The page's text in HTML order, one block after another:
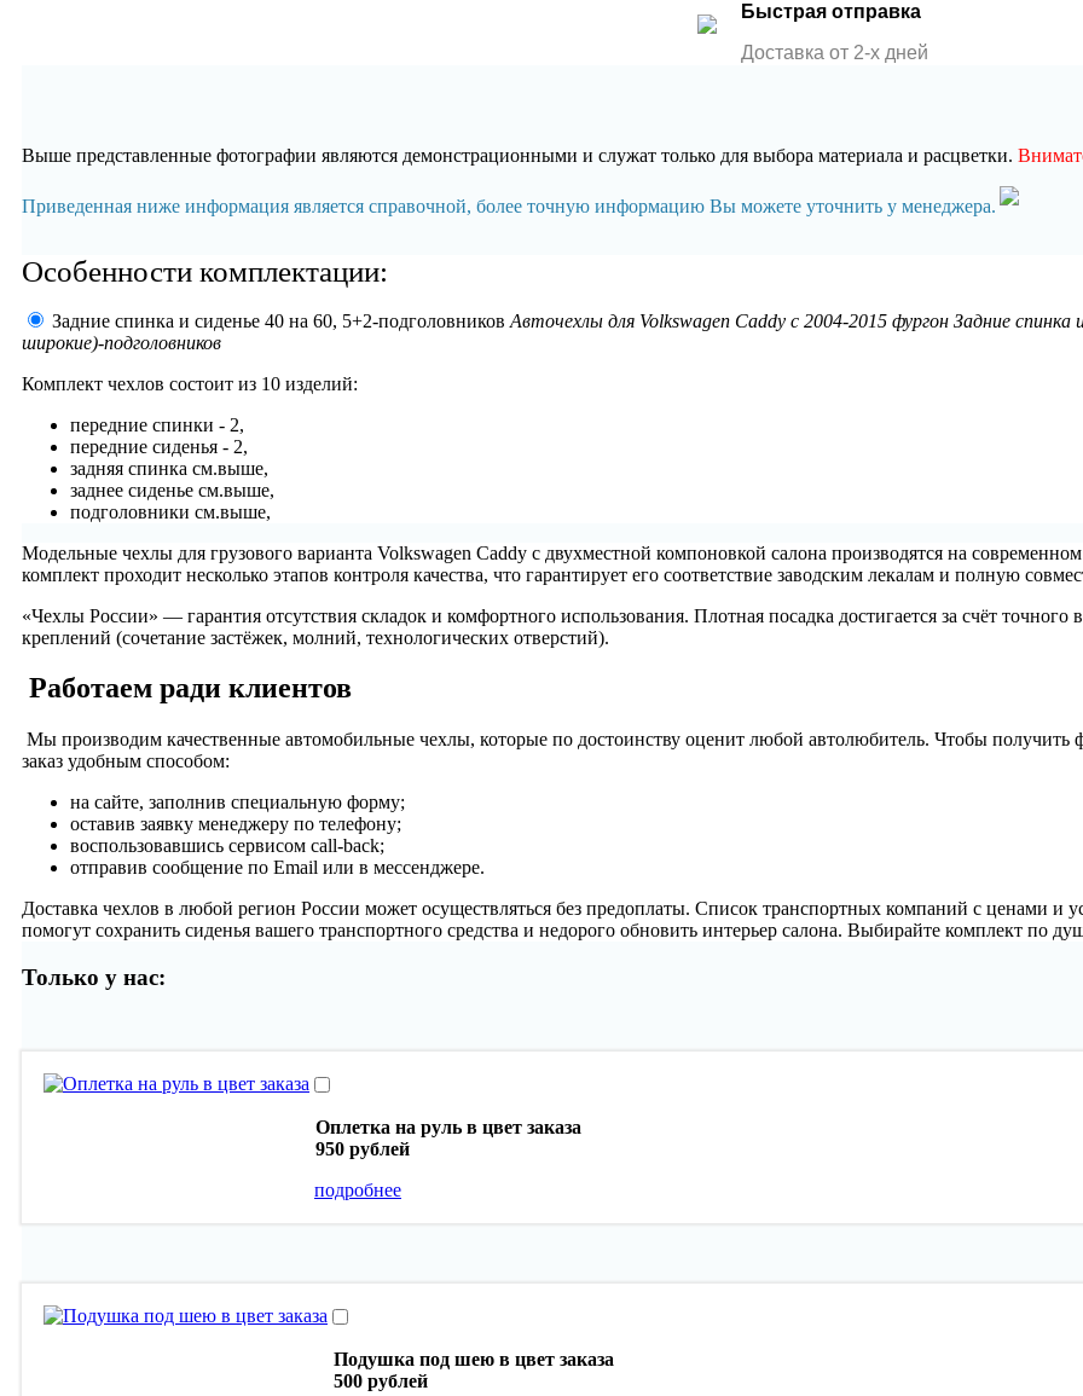
Быстрая отправка
Доставка от 2-x дней
Выше представленные фотографии являются демонстрационными и служат только для выбора материала и расцветки.
Приведенная ниже информация является справочной, более точную информацию Вы можете уточнить у менеджера.
Особенности комплектации:
Задние спинка и сиденье 40 на 60, 5+2-подголовников Авточехлы для Volkswagen Caddy с 2004-2015 фургон Задние
широкие)-подголовников
Комплект чехлов состоит из 10 изделий:
передние спинки - 2,
передние сиденья - 2,
задняя спинка см.выше,
заднее сиденье см.выше,
подголовники см.выше,
Модельные чехлы для грузового варианта Volkswagen Caddy с двухместной компоновкой салона производятся на
комплект проходит несколько этапов контроля качества, что гарантирует его соответствие заводским лекалам и полную
«Чехлы России» — гарантия отсутствия складок и комфортного использования. Плотная посадка достигается за счёт
креплений (сочетание застёжек, молний, технологических отверстий).
Работаем ради клиентов
Мы производим качественные автомобильные чехлы, которые по достоинству оценит любой автолюбитель. Чтобы получить
заказ удобным способом:
на сайте, заполнив специальную форму;
оставив заявку менеджеру по телефону;
воспользовавшись сервисом call-back;
отправив сообщение по Email или в мессенджере.
Доставка чехлов в любой регион России может осуществляться без предоплаты. Список транспортных компаний с ценами и
помогут сохранить сиденья вашего транспортного средства и недорого обновить интерьер салона. Выбирайте комплект по
Только у нас:
Оплетка на руль в цвет заказа
950 рублей
подробнее
Подушка под шею в цвет заказа
500 рублей